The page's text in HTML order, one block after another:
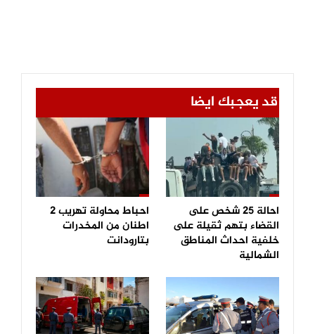
قد يعجبك ايضا
احالة 25 شخص على
القضاء بتهم ثقيلة على
خلفية احداث المناطق
الشمالية
احباط محاولة تهريب 2
اطنان من المخدرات
بتارودانت